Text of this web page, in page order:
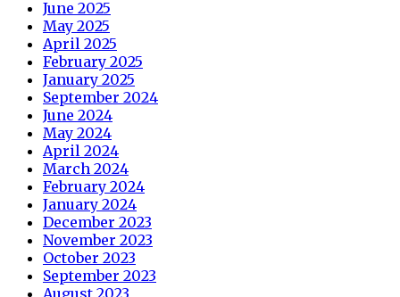
June 2025
May 2025
April 2025
February 2025
January 2025
September 2024
June 2024
May 2024
April 2024
March 2024
February 2024
January 2024
December 2023
November 2023
October 2023
September 2023